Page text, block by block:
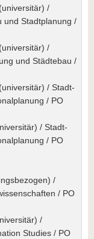
/
und Stadtplanung /
/
und Städtebau /
/ Stadt-
/ PO
/ Stadt-
/ PO
/
/ PO
/
Studies / PO